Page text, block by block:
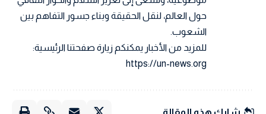
حول العالم، لنقل الحقيقة وبناء جسور التفاهم بين
الشعوب.
للمزيد من الأخبار يمكنكم زيارة صفحتنا الرئيسية:
https://un-news.org
شارك هذه المقالة